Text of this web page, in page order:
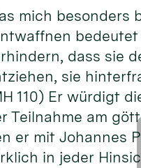
mich besonders
dass sie
sie
110) Er würdigt
Teilnahme am
er mit Johannes
in jeder